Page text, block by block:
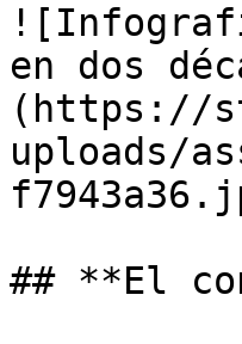
en dos
(https://
uploads/
## **El